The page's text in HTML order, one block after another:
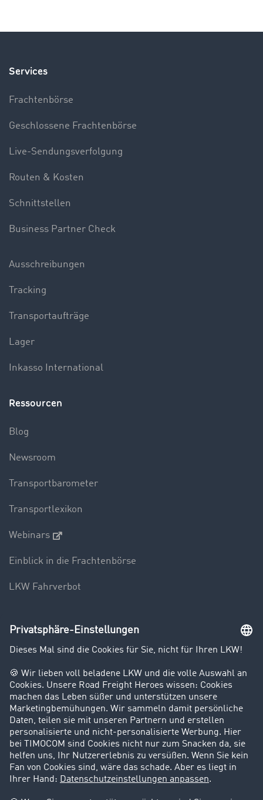
Services
Frachtenbörse
Geschlossene Frachtenbörse
Live-Sendungsverfolgung
Routen & Kosten
Schnittstellen
Business Partner Check
Ausschreibungen
Tracking
Transportaufträge
Lager
Inkasso International
Ressourcen
Blog
Newsroom
Transportbarometer
Transportlexikon
Webinars
Einblick in die Frachtenbörse
LKW Fahrverbot
Unternehmen
Kunden werben Kunden
Success Stories
Karriere
Support
Kontakt
Rechtliches